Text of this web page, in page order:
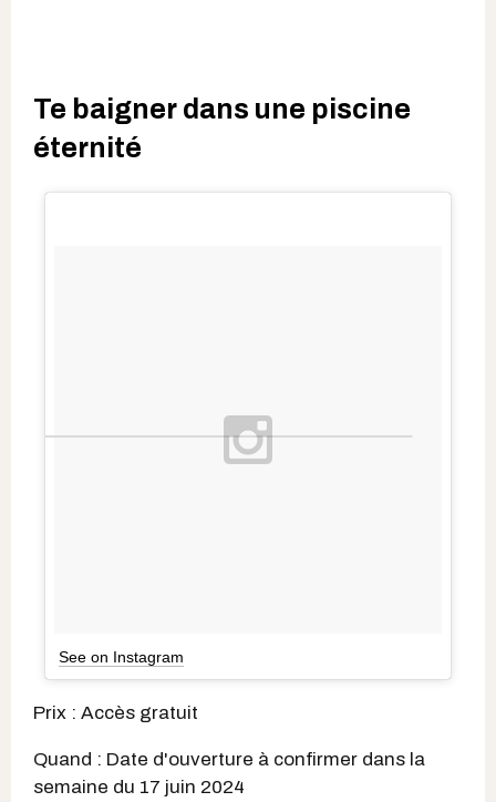
Te baigner dans une piscine
éternité
See on Instagram
Prix : Accès gratuit
Quand : Date d'ouverture à confirmer dans la
semaine du 17 juin 2024